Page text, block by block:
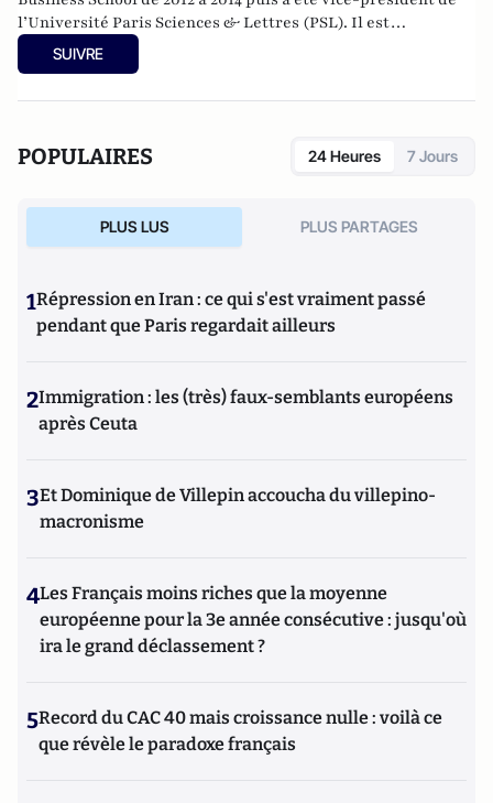
l’Université Paris Sciences & Lettres (PSL). Il est
actuellement professeur à l’Institut Franco-Allemand
d’Etudes Européennes (à l’Université de Cergy-Pontoise).
d’ouvrages et de nombreux articles sur l’histoire de
mondialisations, l’histoire de la monnaie, l’histoire du
nazisme et des autres violences de masse au XXème siècle
ou l’histoire des relations internationales et des conflits
Benjamin Disraëli.
SUIVRE
POPULAIRES 24 Heures 7 Jours
PLUS LUS PLUS PARTAGES
1Répression en Iran : ce qui s'est vraiment passé
pendant que Paris regardait ailleurs
2Immigration : les (très) faux-semblants européens
après Ceuta
3Et Dominique de Villepin accoucha du villepino-
macronisme
4Les Français moins riches que la moyenne
européenne pour la 3e année consécutive : jusqu'où
ira le grand déclassement ?
5Record du CAC 40 mais croissance nulle : voilà ce
que révèle le paradoxe français